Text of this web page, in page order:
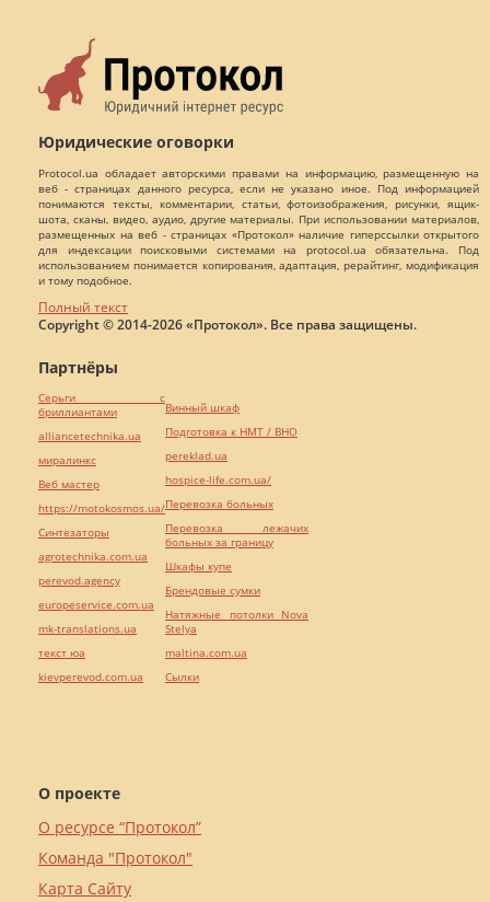
Юридические оговорки
Protocol.ua обладает авторскими правами на информацию, размещенную на
веб - страницах данного ресурса, если не указано иное. Под информацией
понимаются тексты, комментарии, статьи, фотоизображения, рисунки, ящик-
шота, сканы, видео, аудио, другие материалы. При использовании материалов,
размещенных на веб - страницах «Протокол» наличие гиперссылки открытого
для индексации поисковыми системами на protocol.ua обязательна. Под
использованием понимается копирования, адаптация, рерайтинг, модификация
и тому подобное.
Полный текст
Copyright © 2014-2026 «Протокол». Все права защищены.
О проекте
О ресурсе “Протокол”
Команда "Протокол"
Карта Сайту
Партнёры
Серьги с
бриллиантами
alliancetechnika.ua
миралинкс
Веб мастер
https://motokosmos.ua/
Синтезаторы
agrotechnika.com.ua
perevod.agency
europeservice.com.ua
mk-translations.ua
текст юа
kievperevod.com.ua
Винный шкаф
Подготовка к НМТ / ВНО
pereklad.ua
hospice-life.com.ua/
Перевозка больных
Перевозка лежачих
больных за границу
Шкафы купе
Брендовые сумки
Натяжные потолки Nova
Stelya
maltina.com.ua
Cылки